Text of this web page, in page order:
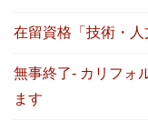
在留資格「技術・
無事終了- カリフォ
ます